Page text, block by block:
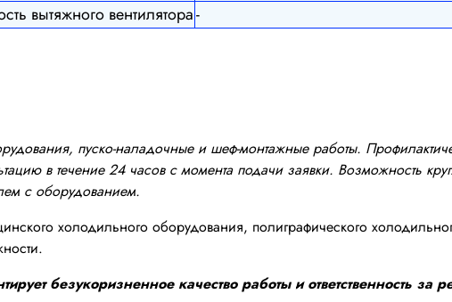
вытяжного вентилятора-
пуско-наладочные и шеф-монтажные работы.
в течение 24 часов с момента подачи заявки. Возможность
с оборудованием.
холодильного оборудования, полиграфического
безукоризненное качество работы и ответственность за